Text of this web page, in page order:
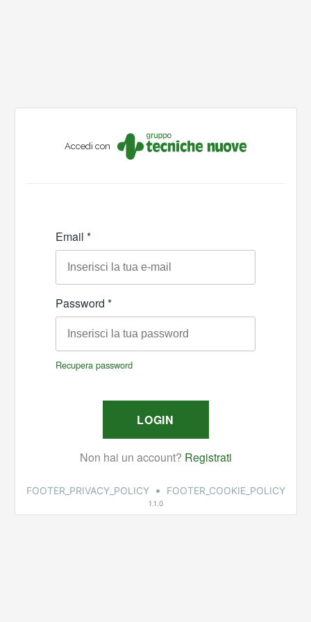
Accedi con
FOOTER_PRIVACY_POLICY • FOOTER_COOKIE_POLICY
1.1.0